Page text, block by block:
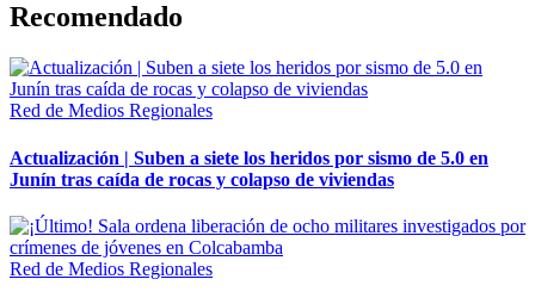
Recomendado
Red de Medios Regionales
Actualización | Suben a siete los heridos por sismo de 5.0 en
Junín tras caída de rocas y colapso de viviendas
Red de Medios Regionales